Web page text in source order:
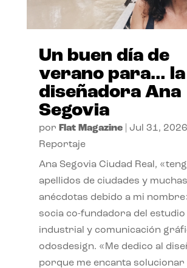
Un buen día de
verano para… la
diseñadora Ana
Segovia
por Flat Magazine| Jul 31, 2026
Reportaje
Ana Segovia Ciudad Real,
apellidos de ciudades y muchas
anécdotas debido a mi
socia co-fundadora del estudio
industrial y comunicación
odosdesign. «Me dedico al
porque me encanta solucionar